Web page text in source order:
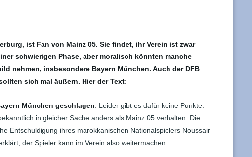
ist Fan von Mainz 05. Sie findet, ihr Verein ist zwar
schwierigen Phase, aber moralisch könnten manche
nehmen, insbesondere Bayern München. Auch der DFB
sich mal äußern. Hier der Text:
München geschlagen . Leider gibt es dafür keine Punkte.
in gleicher Sache anders als Mainz 05 verhalten. Die
Entschuldigung ihres marokkanischen Nationalspielers Noussair
der Spieler kann im Verein also weitermachen.